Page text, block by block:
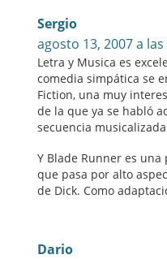
Sergio
agosto 13, 2007 a las
Letra y Musica es
comedia simpática se
Fiction, una muy
de la que ya se habló
secuencia
Y Blade Runner es
que pasa por alto
de Dick. Como
Dario